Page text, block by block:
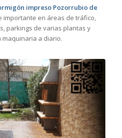
impreso Pozorrubio de
importante en áreas de tráfico,
parkings de varias plantas y
a diario.